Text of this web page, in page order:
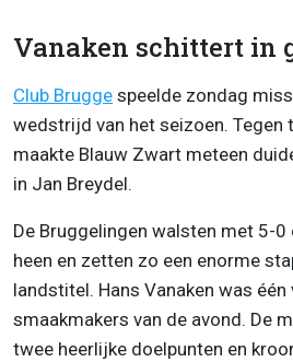
Vanaken schittert in
Club Brugge speelde zondag
wedstrijd van het seizoen. Tegen
maakte Blauw Zwart meteen
in Jan Breydel.
De Bruggelingen walsten met 5-0
heen en zetten zo een enorme
landstitel. Hans Vanaken was
smaakmakers van de avond. De
twee heerlijke doelpunten en